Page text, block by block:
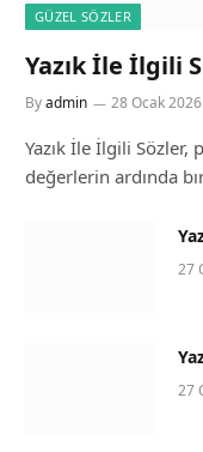
GÜZEL SÖZLER
Yazık İle İlgili
Byadmin 28 Ocak 2026
Yazık İle İlgili Sözler,
değerlerin ardında
27
27